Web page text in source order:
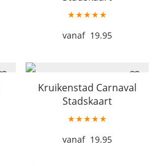
★★★★★
19.95
Kruikenstad Carnaval
Stadskaart
★★★★★
19.95